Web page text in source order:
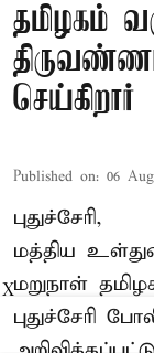
தமிழகம்
செய்கிறார்
Published on: 06
புதுச்சேரி,
மத்திய
மறுநாள்
புதுச்சேரி
X